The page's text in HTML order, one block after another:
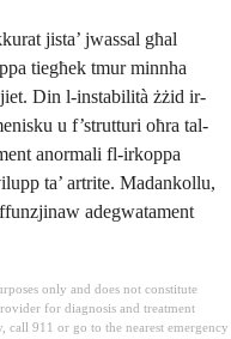
jista’ jwassal għal
tiegħek tmur minnha
Din l-instabilità żżid ir-
u f’strutturi oħra tal-
anormali fl-irkoppa
ta’ artrite. Madankollu,
adegwatament
only and does not constitute
for diagnosis and treatment
call 911 or go to the nearest emergency